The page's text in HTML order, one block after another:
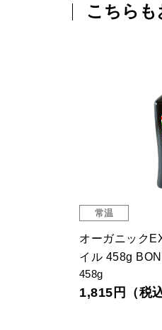
こちら
常温
有機めんつ
300ml
603円（税込